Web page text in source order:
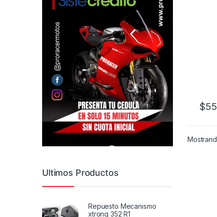
$
Ultimos Productos
Repuesto Mecanismo
xtrong 352 R1